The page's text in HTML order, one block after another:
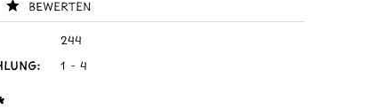
Bewerten
244
1 - 4